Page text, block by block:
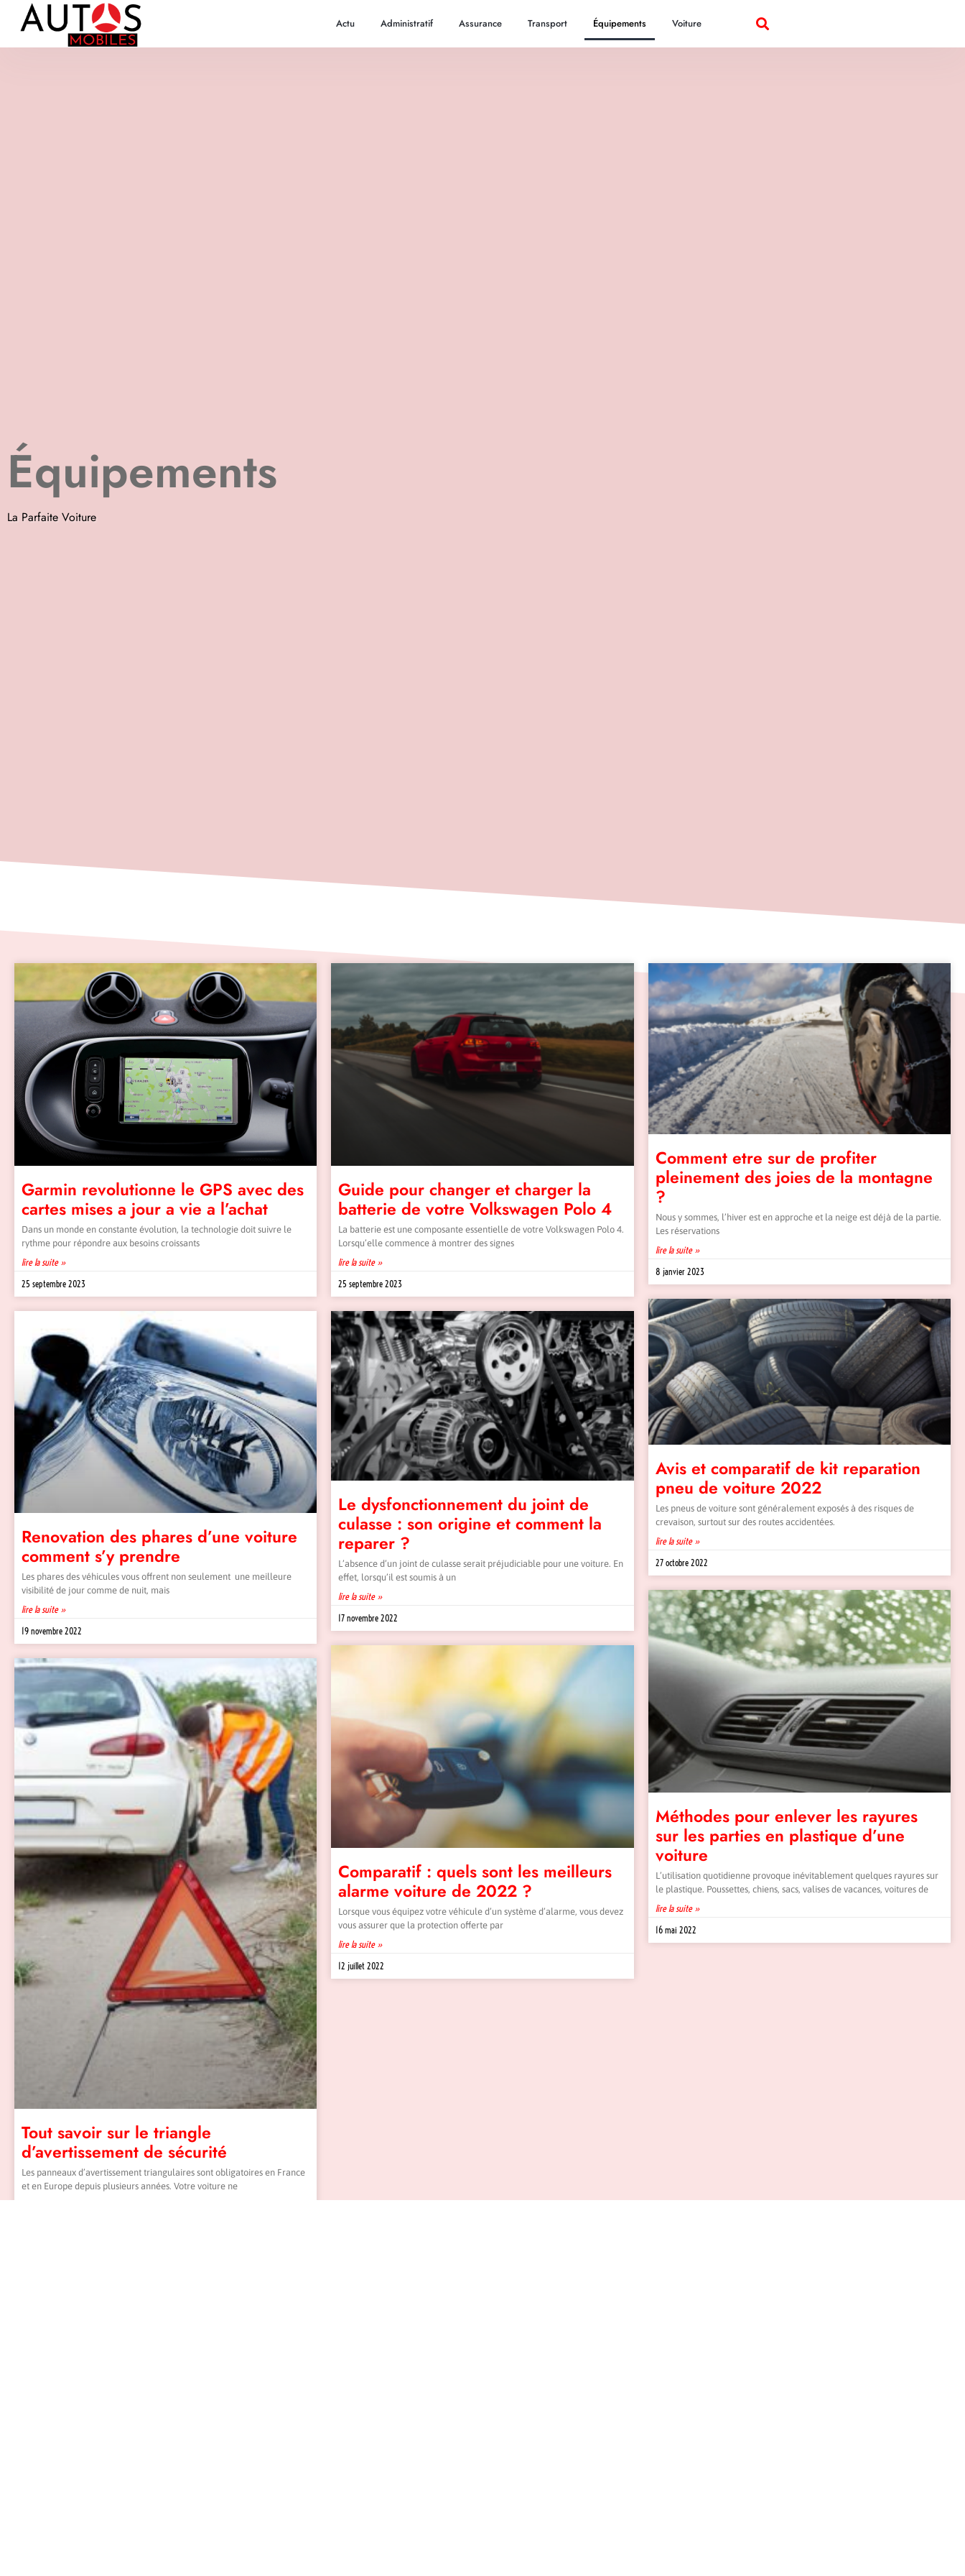
Actu Administratif Assurance Transport Équipements Voiture
Équipements
La Parfaite Voiture
Garmin revolutionne le GPS avec des
cartes mises a jour a vie a l’achat
Dans un monde en constante évolution, la technologie doit suivre le
rythme pour répondre aux besoins croissants
lire la suite »
25 septembre 2023
Guide pour changer et charger la
batterie de votre Volkswagen Polo 4
La batterie est une composante essentielle de votre Volkswagen Polo 4.
Lorsqu’elle commence à montrer des signes
lire la suite »
25 septembre 2023
Comment etre sur de profiter
pleinement des joies de la montagne
?
Nous y sommes, l’hiver est en approche et la neige est déjà de la partie.
Les réservations
lire la suite »
8 janvier 2023
Renovation des phares d’une voiture
comment s’y prendre
Les phares des véhicules vous offrent non seulement une meilleure
visibilité de jour comme de nuit, mais
lire la suite »
19 novembre 2022
Le dysfonctionnement du joint de
culasse : son origine et comment la
reparer ?
L’absence d’un joint de culasse serait préjudiciable pour une voiture. En
effet, lorsqu’il est soumis à un
lire la suite »
17 novembre 2022
Avis et comparatif de kit reparation
pneu de voiture 2022
Les pneus de voiture sont généralement exposés à des risques de
crevaison, surtout sur des routes accidentées.
lire la suite »
27 octobre 2022
Tout savoir sur le triangle
d’avertissement de sécurité
Les panneaux d’avertissement triangulaires sont obligatoires en France
et en Europe depuis plusieurs années. Votre voiture ne
Comparatif : quels sont les meilleurs
alarme voiture de 2022 ?
Lorsque vous équipez votre véhicule d’un système d’alarme, vous devez
vous assurer que la protection offerte par
lire la suite »
12 juillet 2022
Méthodes pour enlever les rayures
sur les parties en plastique d’une
voiture
L’utilisation quotidienne provoque inévitablement quelques rayures sur
le plastique. Poussettes, chiens, sacs, valises de vacances, voitures de
lire la suite »
16 mai 2022